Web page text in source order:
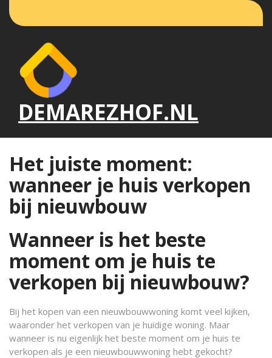
de
DEMAREZHOF.NL
Het juiste moment:
wanneer je huis verkopen
bij nieuwbouw
Wanneer is het beste
moment om je huis te
verkopen bij nieuwbouw?
Bij het kopen van een nieuwbouwwoning komt veel kijken,
waaronder het verkopen van je huidige woning. Maar
wanneer is nu eigenlijk het beste moment om je huis te
verkopen als je een nieuwbouwwoning hebt gekocht?